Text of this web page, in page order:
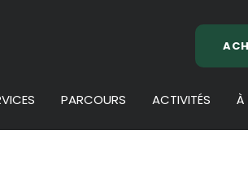
PARCOURS ACTIVITÉS À